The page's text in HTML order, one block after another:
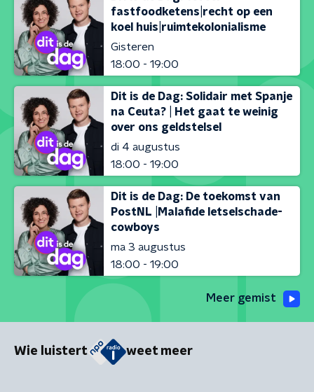
fastfoodketens|recht op een
koel huis|ruimtekolonialisme
Gisteren
18:00 - 19:00
Dit is de Dag: Solidair met Spanje
na Ceuta? | Het gaat te weinig
over ons geldstelsel
di 4 augustus
18:00 - 19:00
Dit is de Dag: De toekomst van
PostNL |Malafide letselschade-
cowboys
ma 3 augustus
18:00 - 19:00
Meer gemist
Wie luistert weet meer